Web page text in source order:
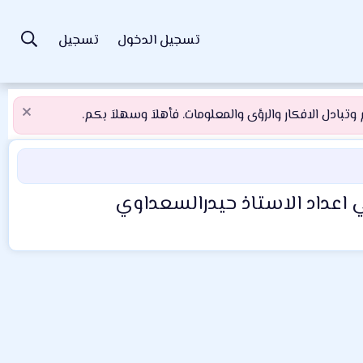
تسجيل الدخول تسجيل
الافكار والرؤى والمعلومات. فأهلاَ وسهلاَ بكم.
الاستاذ حيدرالسعداوي